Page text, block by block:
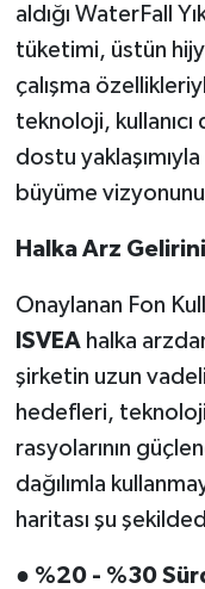
aldığı WaterFall
tüketimi, üstün
çalışma
teknoloji,
dostu
büyüme
Halka Arz
Onaylanan Fon
ISVEAhalka
şirketin uzun
hedefleri,
rasyolarının
dağılımla
haritası şu
● %20 - %30